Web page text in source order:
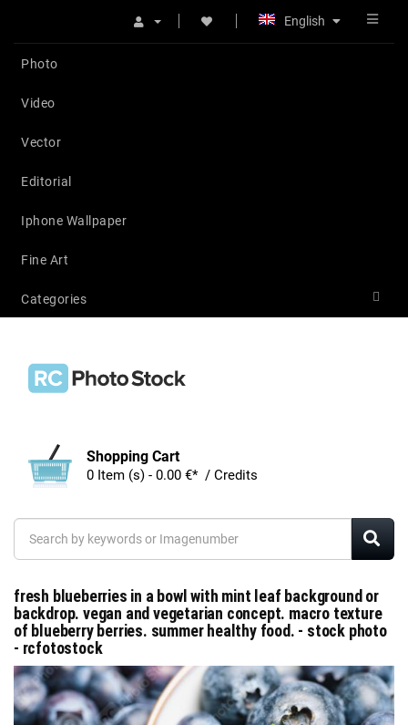
English
Photo
Video
Vector
Editorial
Iphone Wallpaper
Fine Art
Categories
Shopping Cart
0 Item (s) - 0.00 €* / Credits
fresh blueberries in a bowl with mint leaf background or
backdrop. vegan and vegetarian concept. macro texture
of blueberry berries. summer healthy food. - stock photo
- rcfotostock